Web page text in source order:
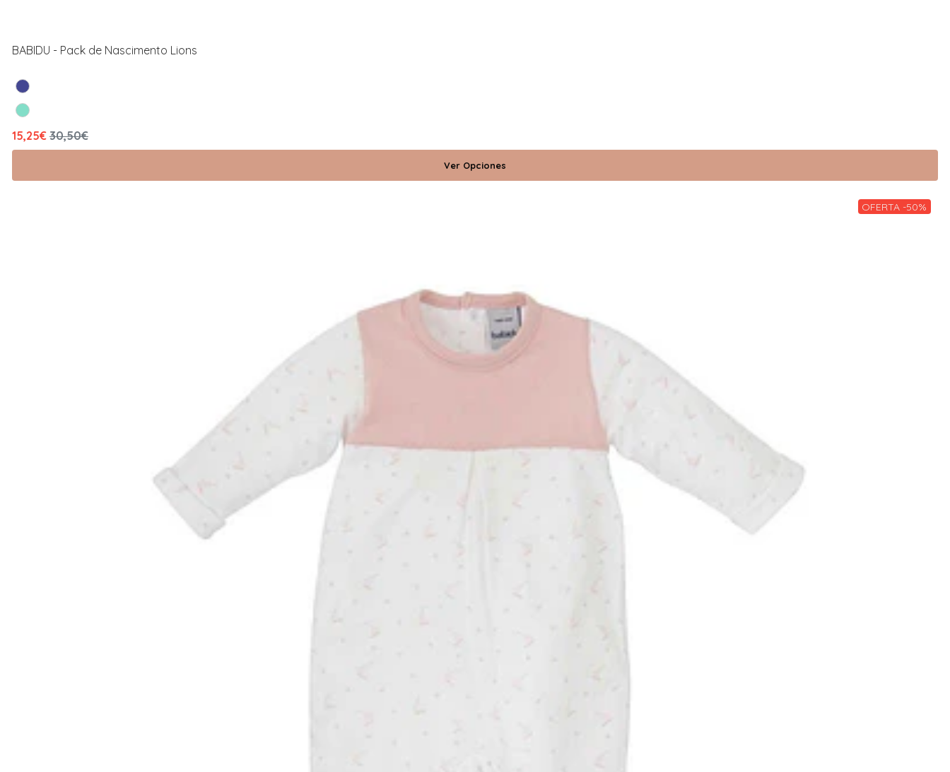
BABIDU - Pack de Nascimento Lions
15,25€ 30,50€
Ver Opciones
OFERTA -50%